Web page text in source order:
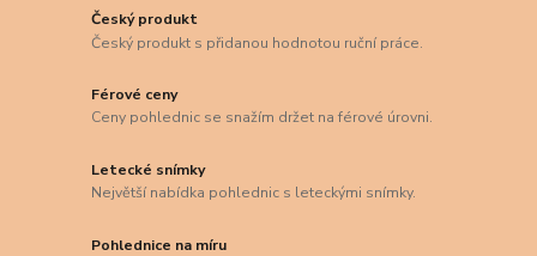
Český produkt
Český produkt s přidanou hodnotou ruční práce.
Férové ceny
Ceny pohlednic se snažím držet na férové úrovni.
Letecké snímky
Největší nabídka pohlednic s leteckými snímky.
Pohlednice na míru